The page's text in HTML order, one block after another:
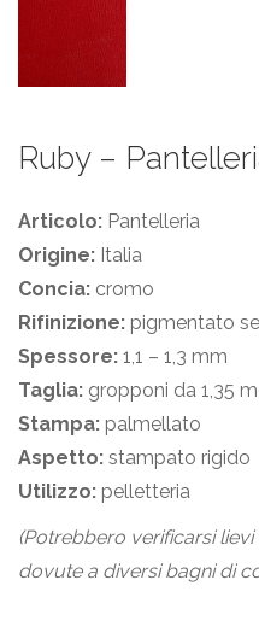
Ruby –
Articolo: Pantelleria
Origine: Italia
Concia: cromo
Rifinizione: pigmentato
Spessore: 1,1 – 1,3 mm
Taglia: gropponi da 1,35
Stampa: palmellato
Aspetto: stampato rigido
Utilizzo: pelletteria
(Potrebbero verificarsi
dovute a diversi bagni di